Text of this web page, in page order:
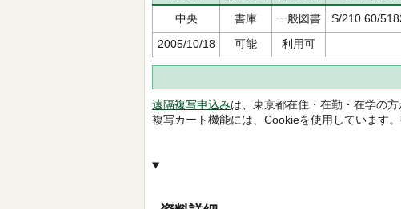
中央
書庫 一般図書 S/210.60/
2005/10/18 可能 利用可
遠隔複写申込みは、東京都在住・在勤・在学の方
複写カート機能には、Cookieを使用しています